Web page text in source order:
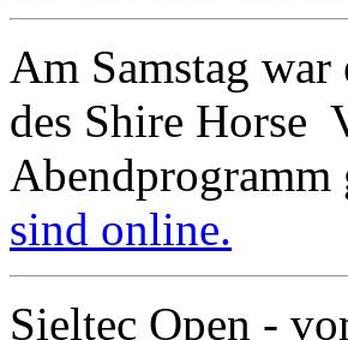
Am Samstag
des Shire Horse
Abendprogramm
sind online.
Sieltec Open -